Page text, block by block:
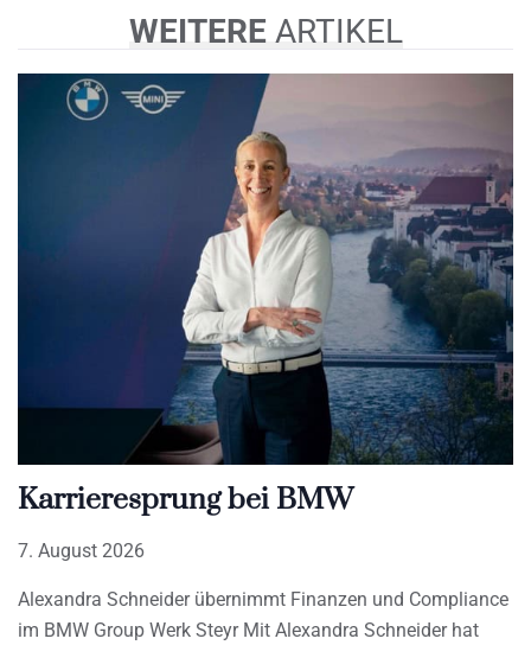
WEITERE ARTIKEL
Karrieresprung bei BMW
7. August 2026
Alexandra Schneider übernimmt Finanzen und Compliance
im BMW Group Werk Steyr Mit Alexandra Schneider hat